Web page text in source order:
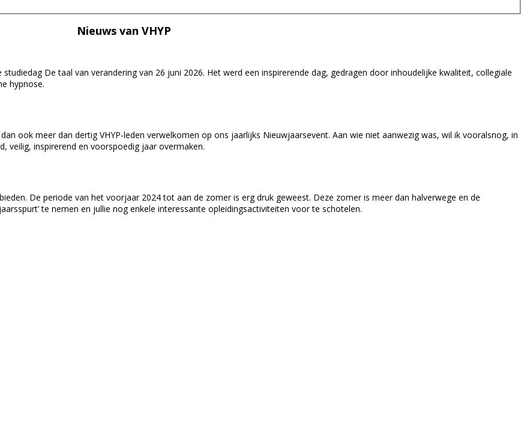
Nieuws van VHYP
De taal van verandering van 26 juni 2026. Het werd een inspirerende dag, gedragen door inhoudelijke kwaliteit, collegiale
hypnose.
ook meer dan dertig VHYP-leden verwelkomen op ons jaarlijks Nieuwjaarsevent. Aan wie niet aanwezig was, wil ik vooralsnog, in
veilig, inspirerend en voorspoedig jaar overmaken.
De periode van het voorjaar 2024 tot aan de zomer is erg druk geweest. Deze zomer is meer dan halverwege en de
te nemen en jullie nog enkele interessante opleidingsactiviteiten voor te schotelen.